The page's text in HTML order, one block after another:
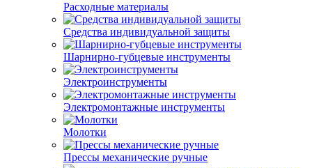
Расходные материалы
Средства индивидуальной защиты
Шарнирно-губцевые инструменты
Электроинструменты
Электромонтажные инструменты
Молотки
Прессы механические ручные